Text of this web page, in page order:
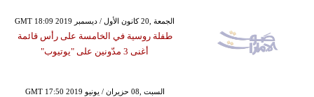
GMT 18:09 2019 الجمعة ,20 كانون الأول / ديسمبر
طفلة روسية في الخامسة على رأس قائمة
أغنى 3 مدّونين على "يوتيوب"
GMT 17:50 2019 السبت ,08 حزيران / يونيو